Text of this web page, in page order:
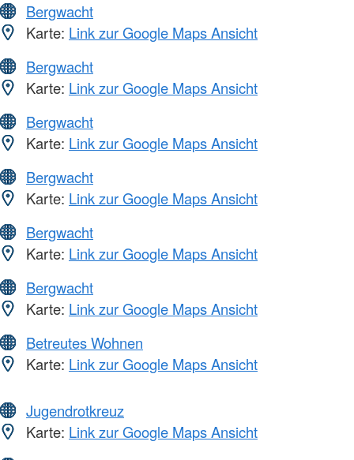
Bergwacht
Karte: Link zur Google Maps Ansicht
Bergwacht
Karte: Link zur Google Maps Ansicht
Bergwacht
Karte: Link zur Google Maps Ansicht
Bergwacht
Karte: Link zur Google Maps Ansicht
Bergwacht
Karte: Link zur Google Maps Ansicht
Bergwacht
Karte: Link zur Google Maps Ansicht
Betreutes Wohnen
Karte: Link zur Google Maps Ansicht
Jugendrotkreuz
Karte: Link zur Google Maps Ansicht